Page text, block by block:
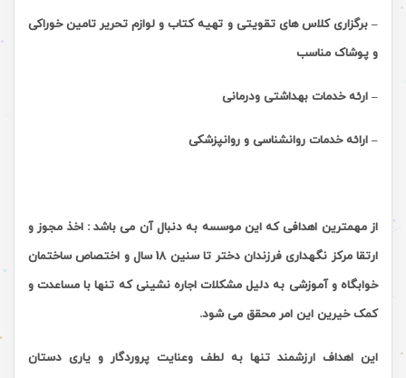
– برگزاری کلاس های تقویتی و تهیه کتاب و لوازم تحریر تامین خوراکی
و پوشاک مناسب
– ارئه خدمات بهداشتی ودرمانی
– ارائه خدمات روانشناسی و روانپزشکی
از مهمترین اهدافی که این موسسه به دنبال آن می باشد : اخذ مجوز و
ارتقا مرکز نگهداری فرزندان دختر تا سنین 18 سال و اختصاص ساختمان
خوابگاه و آموزشی به دلیل مشکلات اجاره نشینی که تنها با مساعدت و
کمک خیرین این امر محقق می شود.
این اهداف ارزشمند تنها به لطف وعنایت پروردگار و یاری دستان